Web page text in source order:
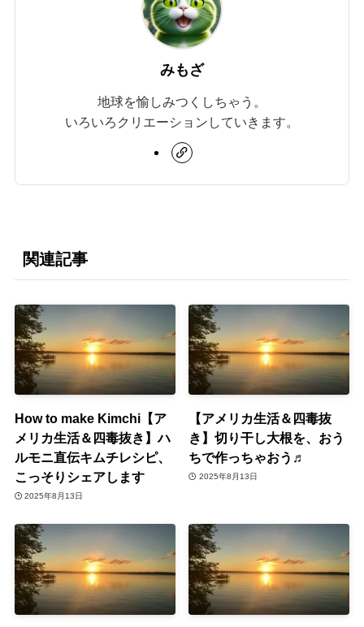
みもざ
地球を愉しみつくしちゃう。
いろいろクリエーションしていきます。
関連記事
How to make Kimchi【ア
メリカ生活＆四毒抜き】ハ
ルモニ直伝キムチレシピ、
こっそりシェアします
2025年8月13日
【アメリカ生活＆四毒抜
き】切り干し大根を、おう
ちで作っちゃおう♬
2025年8月13日